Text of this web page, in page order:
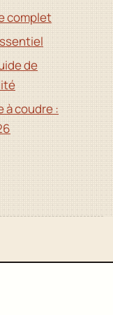
complet
de
à coudre :